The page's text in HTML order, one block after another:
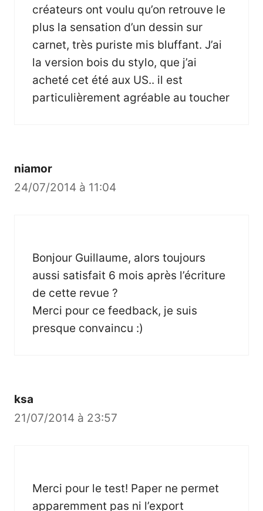
créateurs ont voulu qu’on retrouve le
plus la sensation d’un dessin sur
carnet, très puriste mis bluffant. J’ai
la version bois du stylo, que j’ai
acheté cet été aux US.. il est
particulièrement agréable au toucher
niamor
24/07/2014 à 11:04
Bonjour Guillaume, alors toujours
aussi satisfait 6 mois après l’écriture
de cette revue ?
Merci pour ce feedback, je suis
presque convaincu :)
ksa
21/07/2014 à 23:57
Merci pour le test! Paper ne permet
apparemment pas ni l’export